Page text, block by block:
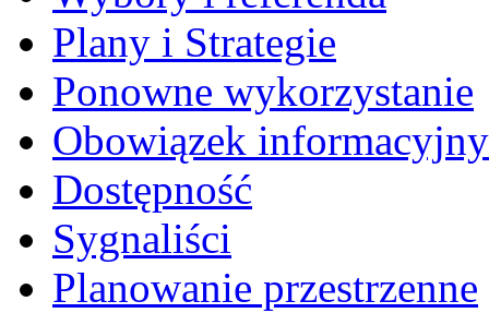
Plany i Strategie
Ponowne wykorzystanie
Obowiązek informacyjny
Dostępność
Sygnaliści
Planowanie przestrzenne